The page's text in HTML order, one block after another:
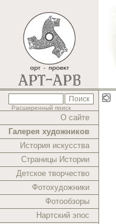
Расширенный поиск
О сайте
Галерея художников
История искусства
Страницы Истории
Детское творчество
Фотохудожники
Фотообзоры
Нартский эпос